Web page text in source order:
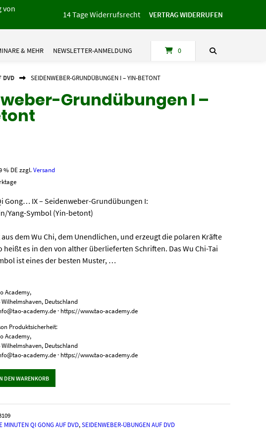
von
14 Tage Widerrufsrecht VERTRAG WIDERRUFEN
& MEHR NEWSLETTER-ANMELDUNG 0
DVD SEIDENWEBER-GRUNDÜBUNGEN I – YIN-BETONT
Grundübungen I –
% DE zzgl.Versand
Gong… IX – Seidenweber-Grundübungen I:
Yang-Symbol (Yin-betont)
aus dem Wu Chi, dem Unendlichen, und erzeugt die polaren Kräfte
heißt es in den von alther überlieferten Schriften. Das Wu Chi-Tai
ist eines der besten Muster, …
Academy,
Wilhelmshaven, Deutschland
academy.de · https://www.tao-academy.de
Produktsicherheit:
Academy,
Wilhelmshaven, Deutschland
academy.de · https://www.tao-academy.de
DEN WARENKORB
MINUTEN QI GONG AUF DVD,SEIDENWEBER-ÜBUNGEN AUF DVD